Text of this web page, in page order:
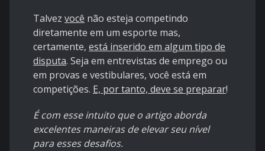
Talvez você não esteja competindo
diretamente em um esporte mas,
certamente, está inserido em algum tipo de
disputa. Seja em entrevistas de emprego ou
em provas e vestibulares, você está em
competições. E, por tanto, deve se preparar!
É com esse intuito que o artigo aborda
excelentes maneiras de elevar seu nível
para esses desafios.